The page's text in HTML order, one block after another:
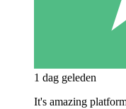
1 dag geleden
It's amazing